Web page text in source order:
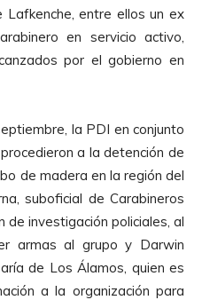
Lafkenche, entre ellos un ex
en servicio activo,
por el gobierno en
la PDI en conjunto
a la detención de
de madera en la región del
suboficial de Carabineros
de investigación policiales, al
armas al grupo y Darwin
de Los Álamos, quien es
a la organización para